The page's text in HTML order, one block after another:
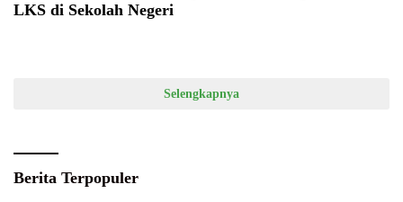
LKS di Sekolah Negeri
Selengkapnya
Berita Terpopuler